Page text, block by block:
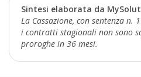
Sintesi elaborata da
La Cassazione, con sentenza
i contratti stagionali non sono
proroghe in 36 mesi.